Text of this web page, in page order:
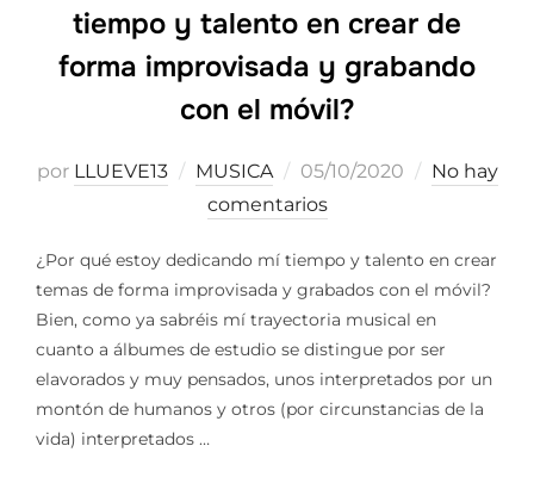
tiempo y talento en crear de
forma improvisada y grabando
con el móvil?
por LLUEVE13 MUSICA
Publicado
el
05/10/2020
No hay
comentarios
¿Por qué estoy dedicando mí tiempo y talento en crear
temas de forma improvisada y grabados con el móvil?
Bien, como ya sabréis mí trayectoria musical en
cuanto a álbumes de estudio se distingue por ser
elavorados y muy pensados, unos interpretados por un
montón de humanos y otros (por circunstancias de la
vida) interpretados …